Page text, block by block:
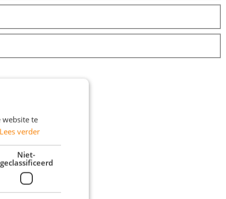
website te
Lees verder
Niet-
geclassificeerd